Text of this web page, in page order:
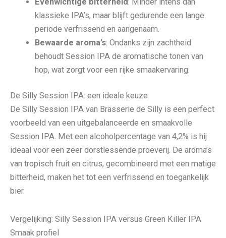
klassieke IPA’s, maar blijft gedurende een lange
periode verfrissend en aangenaam.
Bewaarde aroma’s: Ondanks zijn zachtheid
behoudt Session IPA de aromatische tonen van
hop, wat zorgt voor een rijke smaakervaring.
De Silly Session IPA: een ideale keuze
De Silly Session IPA van Brasserie de Silly is een perfect
voorbeeld van een uitgebalanceerde en smaakvolle
Session IPA. Met een alcoholpercentage van 4,2% is hij
ideaal voor een zeer dorstlessende proeverij. De aroma’s
van tropisch fruit en citrus, gecombineerd met een matige
bitterheid, maken het tot een verfrissend en toegankelijk
bier.
Vergelijking: Silly Session IPA versus Green Killer IPA
Smaak profiel